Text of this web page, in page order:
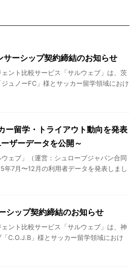
ーシップ契約締結のお知らせ
ント比較サービス「サルウェブ」は、茨
ュノーFC」様とサッカー留学領域におけ
留学・トライアウト動向を発表
ザーデータを公開～
ェブ」（運営：シュローブジャパン合同
7月〜12月の利用者データを発表しまし
シップ契約締結のお知らせ
ント比較サービス「サルウェブ」は、神
C.O.J.B」様とサッカー留学領域におけ